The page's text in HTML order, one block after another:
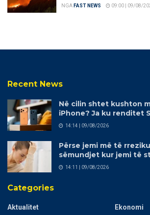
NGA FAST NEWS 09:00 | 09/08/
Recent News
Në cilin shtet kushton
iPhone? Ja ku renditet
14:14 | 09/08/2026
Përse jemi më të
sëmundjet kur jemi të
14:11 | 09/08/2026
Categories
Aktualitet
Ekonomi